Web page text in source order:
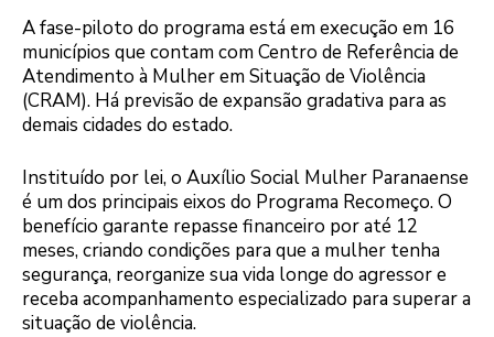
A fase-piloto do programa está em execução em 16
municípios que contam com Centro de Referência de
Atendimento à Mulher em Situação de Violência
(CRAM). Há previsão de expansão gradativa para as
demais cidades do estado.
Instituído por lei, o Auxílio Social Mulher Paranaense
é um dos principais eixos do Programa Recomeço. O
benefício garante repasse financeiro por até 12
meses, criando condições para que a mulher tenha
segurança, reorganize sua vida longe do agressor e
receba acompanhamento especializado para superar a
situação de violência.